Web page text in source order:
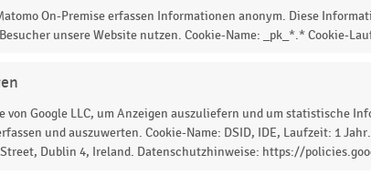
Statistik? Jetzt einloggen oder
On-Premise erfassen Informationen anonym. Diese
unsere Website nutzen. Cookie-Name: _pk_*.* Cookie-
von Google LLC, um Anzeigen auszuliefern und um statistische
und auszuwerten. Cookie-Name: DSID, IDE, Laufzeit: 1
Street, Dublin 4, Ireland. Datenschutzhinweise: https://